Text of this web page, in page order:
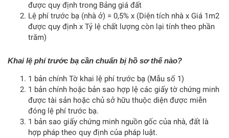
được quy định trong Bảng giá đất
Lệ phí trước bạ (nhà ở) = 0,5% x (Diện tích nhà x Giá 1m2
được quy định x Tỷ lệ chất lượng còn lại tính theo phần
trăm)
Khai lệ phí trước bạ cần chuẩn bị hồ sơ thế nào?
1 bản chính Tờ khai lệ phí trước bạ (Mẫu số 1)
1 bản chính hoặc bản sao hợp lệ các giấy tờ chứng minh
được tài sản hoặc chủ sở hữu thuộc diện được miễn
đóng lệ phí trước bạ.
1 bản sao giấy chứng minh nguồn gốc của nhà, đất là
hợp pháp theo quy định của pháp luật.